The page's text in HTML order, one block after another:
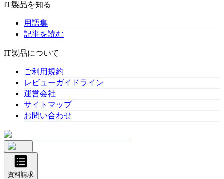
IT製品を知る
用語集
記事を読む
IT製品について
ご利用規約
レビューガイドライン
運営会社
サイトマップ
お問い合わせ
資料請求